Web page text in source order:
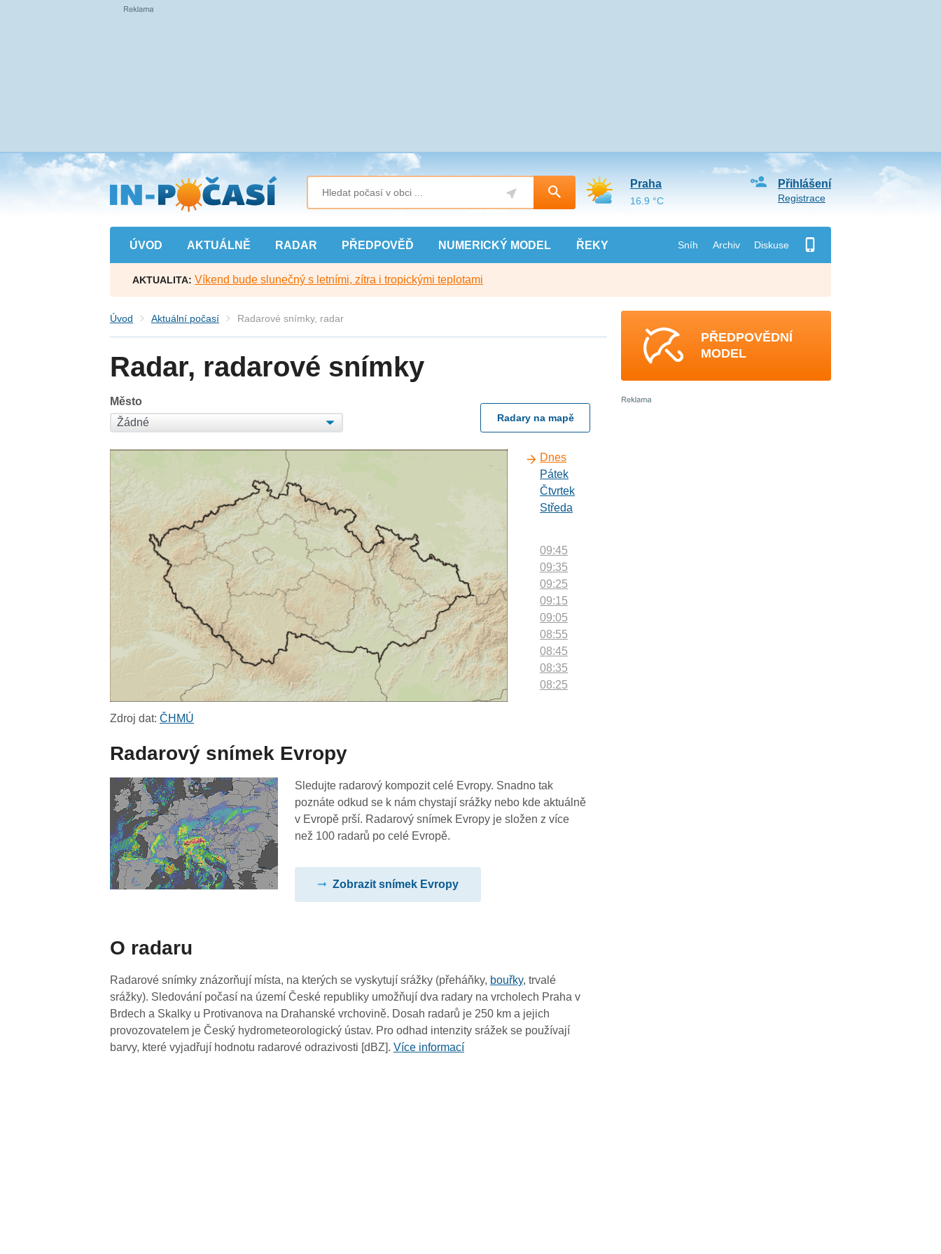
Přejít
na
hlavní
obsah
ÚVOD AKTUÁLNĚ RADAR PŘEDPOVĚĎ NUMERICKÝ MODEL ŘEKY Sníh Archiv Diskuse
Přihlášení
Registrace
Praha
16.9 °C
AKTUALITA: Víkend bude slunečný s letními, zítra i tropickými teplotami
Úvod Aktuální počasí Radarové snímky, radar
Radar, radarové snímky
Město
Radary na mapě
Dnes
Pátek
Čtvrtek
Středa
09:45
09:35
09:25
09:15
09:05
08:55
08:45
08:35
08:25
07:25
07:15
07:05
05:25
05:15
05:05
04:55
Zdroj dat:ČHMÚ
Radarový snímek Evropy
Sledujte radarový kompozit celé Evropy. Snadno tak
poznáte odkud se k nám chystají srážky nebo kde aktuálně
v Evropě prší. Radarový snímek Evropy je složen z více
než 100 radarů po celé Evropě.
Zobrazit snímek Evropy
O radaru
Radarové snímky znázorňují místa, na kterých se vyskytují srážky (přeháňky, bouřky, trvalé
srážky). Sledování počasí na území České republiky umožňují dva radary na vrcholech Praha v
Brdech a Skalky u Protivanova na Drahanské vrchovině. Dosah radarů je 250 km a jejich
provozovatelem je Český hydrometeorologický ústav. Pro odhad intenzity srážek se používají
barvy, které vyjadřují hodnotu radarové odrazivosti [dBZ].Více informací
PŘEDPOVĚDNÍ
MODEL